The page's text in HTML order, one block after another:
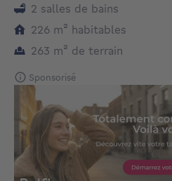
2 salles de bains
226 m² mètres carrés
habitables
263 m² mètres carrés
de terrain
Sponsorisé